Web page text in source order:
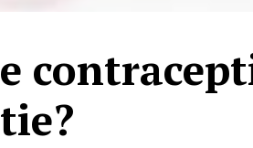
tie?